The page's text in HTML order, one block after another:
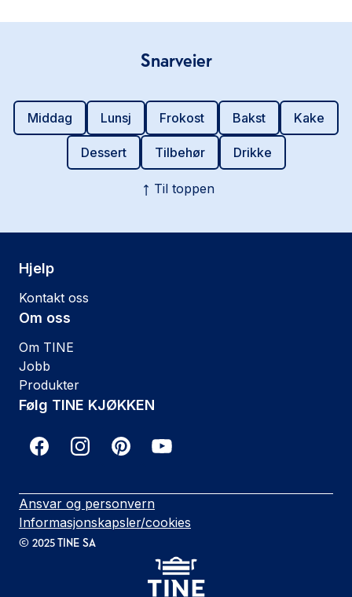
Snarveier
Middag Lunsj Frokost Bakst Kake
Dessert Tilbehør Drikke
Til toppen
Hjelp
Kontakt oss
Om oss
Om TINE
Jobb
Produkter
Følg TINE KJØKKEN
Ansvar og personvern
Informasjonskapsler/cookies
©2025TINE SA